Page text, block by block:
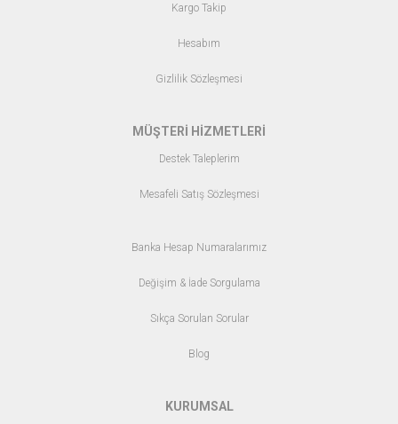
Kargo Takip
Hesabım
Gizlilik Sözleşmesi
MÜŞTERİ HİZMETLERİ
Destek Taleplerim
Mesafeli Satış Sözleşmesi
Banka Hesap Numaralarımız
Değişim & İade Sorgulama
Sıkça Sorulan Sorular
Blog
KURUMSAL